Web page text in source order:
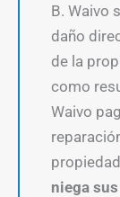
B. Waivo
daño
de la
como
Waivo
niega